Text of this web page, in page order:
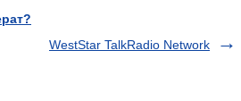
WestStar TalkRadio Network